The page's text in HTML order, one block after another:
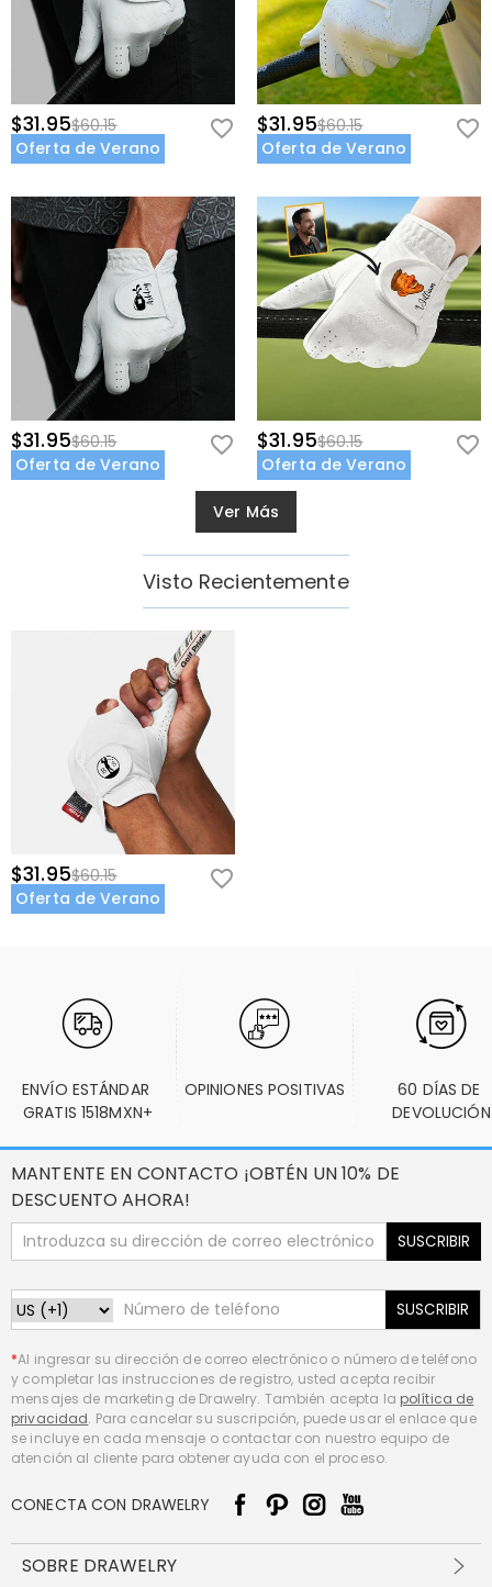
$31.95$60.15
Oferta de Verano
$31.95$60.15
Oferta de Verano
$31.95$60.15
Oferta de Verano
$31.95$60.15
Oferta de Verano
Ver Más
Visto Recientemente
$31.95$60.15
Oferta de Verano
ENVÍO ESTÁNDAR
GRATIS 1518MXN+
OPINIONES POSITIVAS
60 DÍAS DE
DEVOLUCIÓN
MANTENTE EN CONTACTO ¡OBTÉN UN 10% DE
DESCUENTO AHORA!
SUSCRIBIR
SUSCRIBIR
*Al ingresar su dirección de correo electrónico o número de teléfono
y completar las instrucciones de registro, usted acepta recibir
mensajes de marketing de Drawelry. También acepta la política de
privacidad. Para cancelar su suscripción, puede usar el enlace que
se incluye en cada mensaje o contactar con nuestro equipo de
atención al cliente para obtener ayuda con el proceso.
CONECTA CON DRAWELRY
SOBRE DRAWELRY